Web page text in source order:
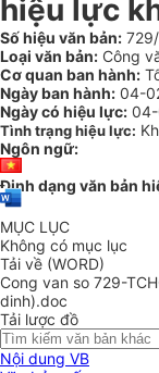
hiệu lực
Số hiệu văn bản:
Loại văn bản: Công
Cơ quan ban hành:
Ngày ban hành: 04-
Ngày có hiệu lực:
Tình trạng hiệu lực:
Ngôn ngữ:
Định dạng văn bản
MỤC LỤC
Không có mục lục
Tải về (WORD)
Cong van so 729-
dinh).doc
Tải lược đồ
Nội dung VB